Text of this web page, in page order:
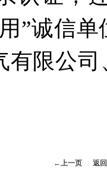
”诚信
有限公
←上一页 返